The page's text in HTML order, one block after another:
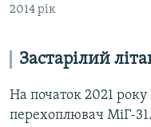
2014 рік
Застарілий
На початок 2021 року
перехоплювач МіГ-